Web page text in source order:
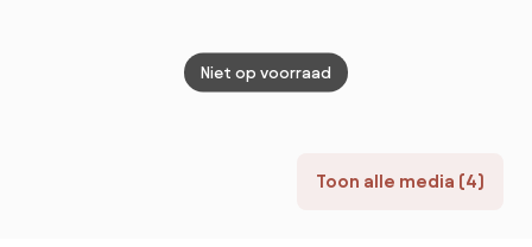
Toon alle media (4)
Niet op voorraad